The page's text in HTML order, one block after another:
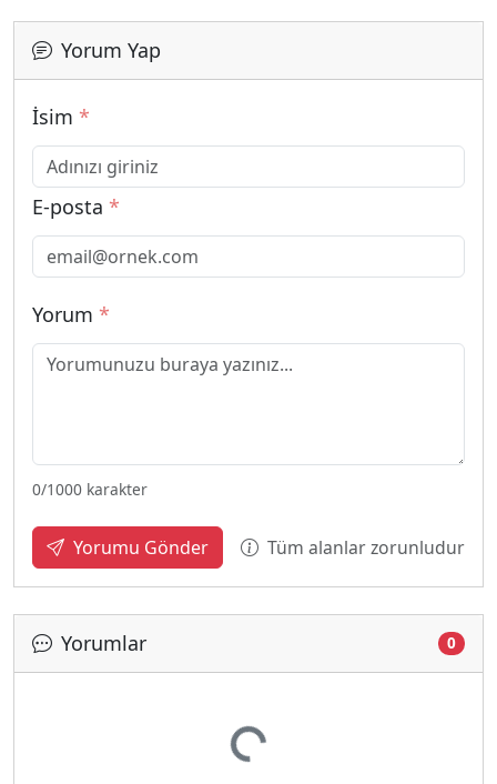
Yorum Yap
İsim *
E-posta *
Yorum *
0/1000 karakter
Yorumu Gönder Tüm alanlar zorunludur
Yorumlar 0
Yükleniyor...